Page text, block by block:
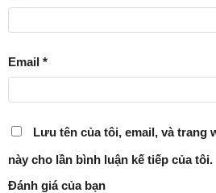
Email *
Lưu tên của tôi, email, và trang
này cho lần bình luận kế tiếp của tôi.
Đánh giá của bạn